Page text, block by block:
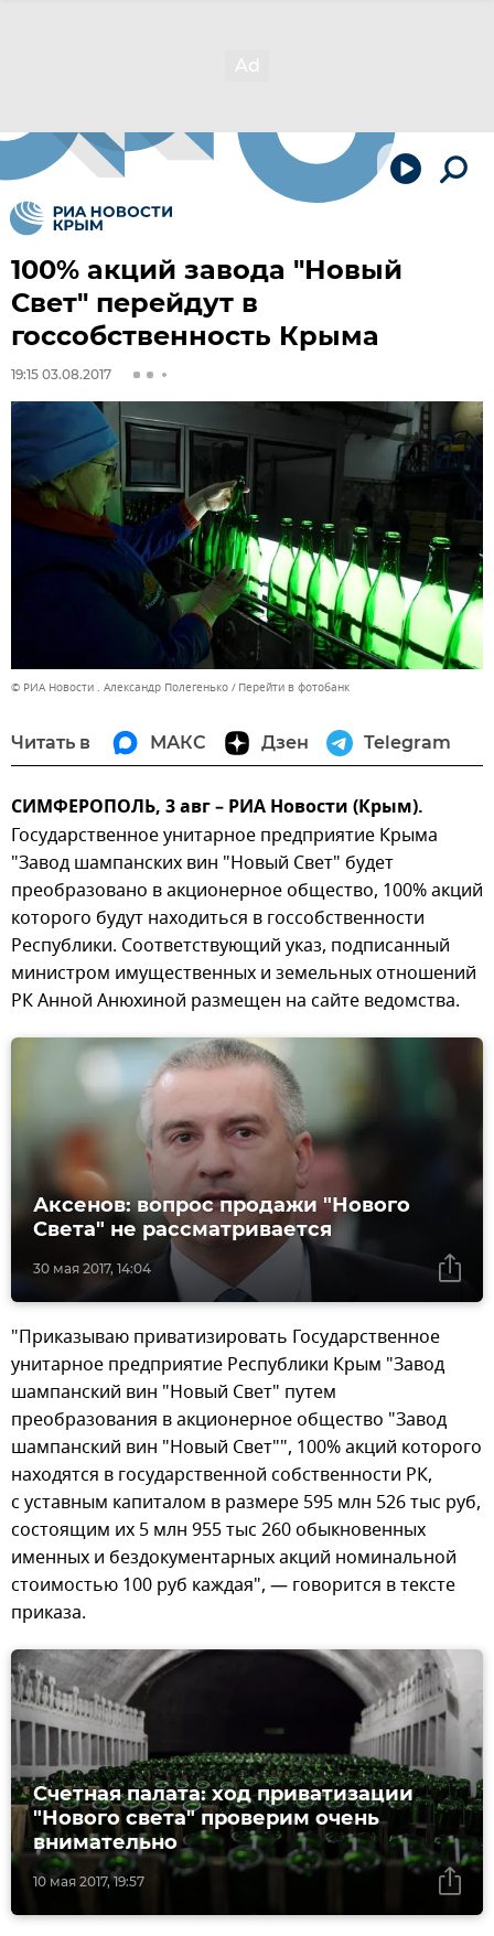
100% акций завода "Новый
Свет" перейдут в
госсобственность Крыма
19:15 03.08.2017
© РИА Новости . Александр Полегенько Перейти в фотобанк
Читать в МАКС Дзен Telegram
СИМФЕРОПОЛЬ, 3 авг – РИА Новости (Крым).
Государственное унитарное предприятие Крыма
"Завод шампанских вин "Новый Свет" будет
преобразовано в акционерное общество, 100% акций
которого будут находиться в госсобственности
Республики. Соответствующий указ, подписанный
министром имущественных и земельных отношений
РК Анной Анюхиной размещен на сайте ведомства.
30 мая 2017, 14:04
Аксенов: вопрос продажи "Нового
Света" не рассматривается
"Приказываю приватизировать Государственное
унитарное предприятие Республики Крым "Завод
шампанский вин "Новый Свет" путем
преобразования в акционерное общество "Завод
шампанский вин "Новый Свет"", 100% акций которого
находятся в государственной собственности РК,
с уставным капиталом в размере 595 млн 526 тыс руб,
состоящим их 5 млн 955 тыс 260 обыкновенных
именных и бездокументарных акций номинальной
стоимостью 100 руб каждая", — говорится в тексте
приказа.
10 мая 2017, 19:57
Счетная палата: ход приватизации
"Нового света" проверим очень
внимательно